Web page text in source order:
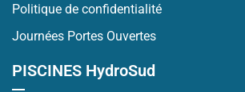
Politique de confidentialité
Journées Portes Ouvertes
PISCINES HydroSud